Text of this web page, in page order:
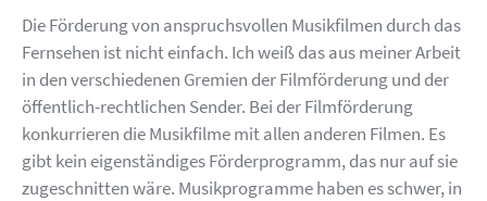
Die Förderung von anspruchsvollen Musikfilmen durch das
Fernsehen ist nicht einfach. Ich weiß das aus meiner Arbeit
in den verschiedenen Gremien der Filmförderung und der
öffentlich-rechtlichen Sender. Bei der Filmförderung
konkurrieren die Musikfilme mit allen anderen Filmen. Es
gibt kein eigenständiges Förderprogramm, das nur auf sie
zugeschnitten wäre. Musikprogramme haben es schwer, in